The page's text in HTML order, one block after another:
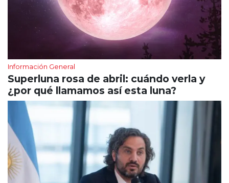
Información General
Superluna rosa de abril: cuándo verla y
¿por qué llamamos así esta luna?